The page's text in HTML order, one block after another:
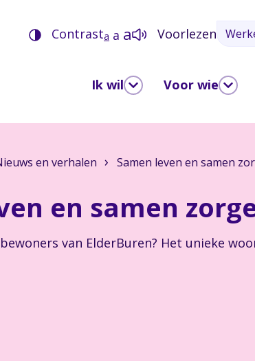
Contrasta a a Voorlezen
Ik wil Voor wie
en verhalen Samen leven en samen
en samen
van ElderBuren? Het unieke